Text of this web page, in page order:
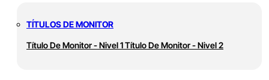
TÍTULOS DE MONITOR
Título De Monitor - Nivel 1Título De Monitor - Nivel 2